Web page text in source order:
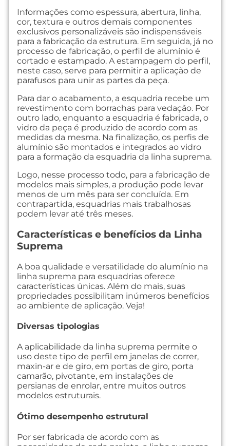
Informações como espessura, abertura, linha,
cor, textura e outros demais componentes
exclusivos personalizáveis são indispensáveis
para a fabricação da estrutura. Em seguida, já no
processo de fabricação, o perfil de alumínio é
cortado e estampado. A estampagem do perfil,
neste caso, serve para permitir a aplicação de
parafusos para unir as partes da peça.
Para dar o acabamento, a esquadria recebe um
revestimento com borrachas para vedação. Por
outro lado, enquanto a esquadria é fabricada, o
vidro da peça é produzido de acordo com as
medidas da mesma. Na finalização, os perfis de
alumínio são montados e integrados ao vidro
para a formação da esquadria da linha suprema.
Logo, nesse processo todo, para a fabricação de
modelos mais simples, a produção pode levar
menos de um mês para ser concluída. Em
contrapartida, esquadrias mais trabalhosas
podem levar até três meses.
Características e benefícios da Linha
Suprema
A boa qualidade e versatilidade do alumínio na
linha suprema para esquadrias oferece
características únicas. Além do mais, suas
propriedades possibilitam inúmeros benefícios
ao ambiente de aplicação. Veja!
Diversas tipologias
A aplicabilidade da linha suprema permite o
uso deste tipo de perfil em janelas de correr,
maxin-ar e de giro, em portas de giro, porta
camarão, pivotante, em instalações de
persianas de enrolar, entre muitos outros
modelos estruturais.
Ótimo desempenho estrutural
Por ser fabricada de acordo com as